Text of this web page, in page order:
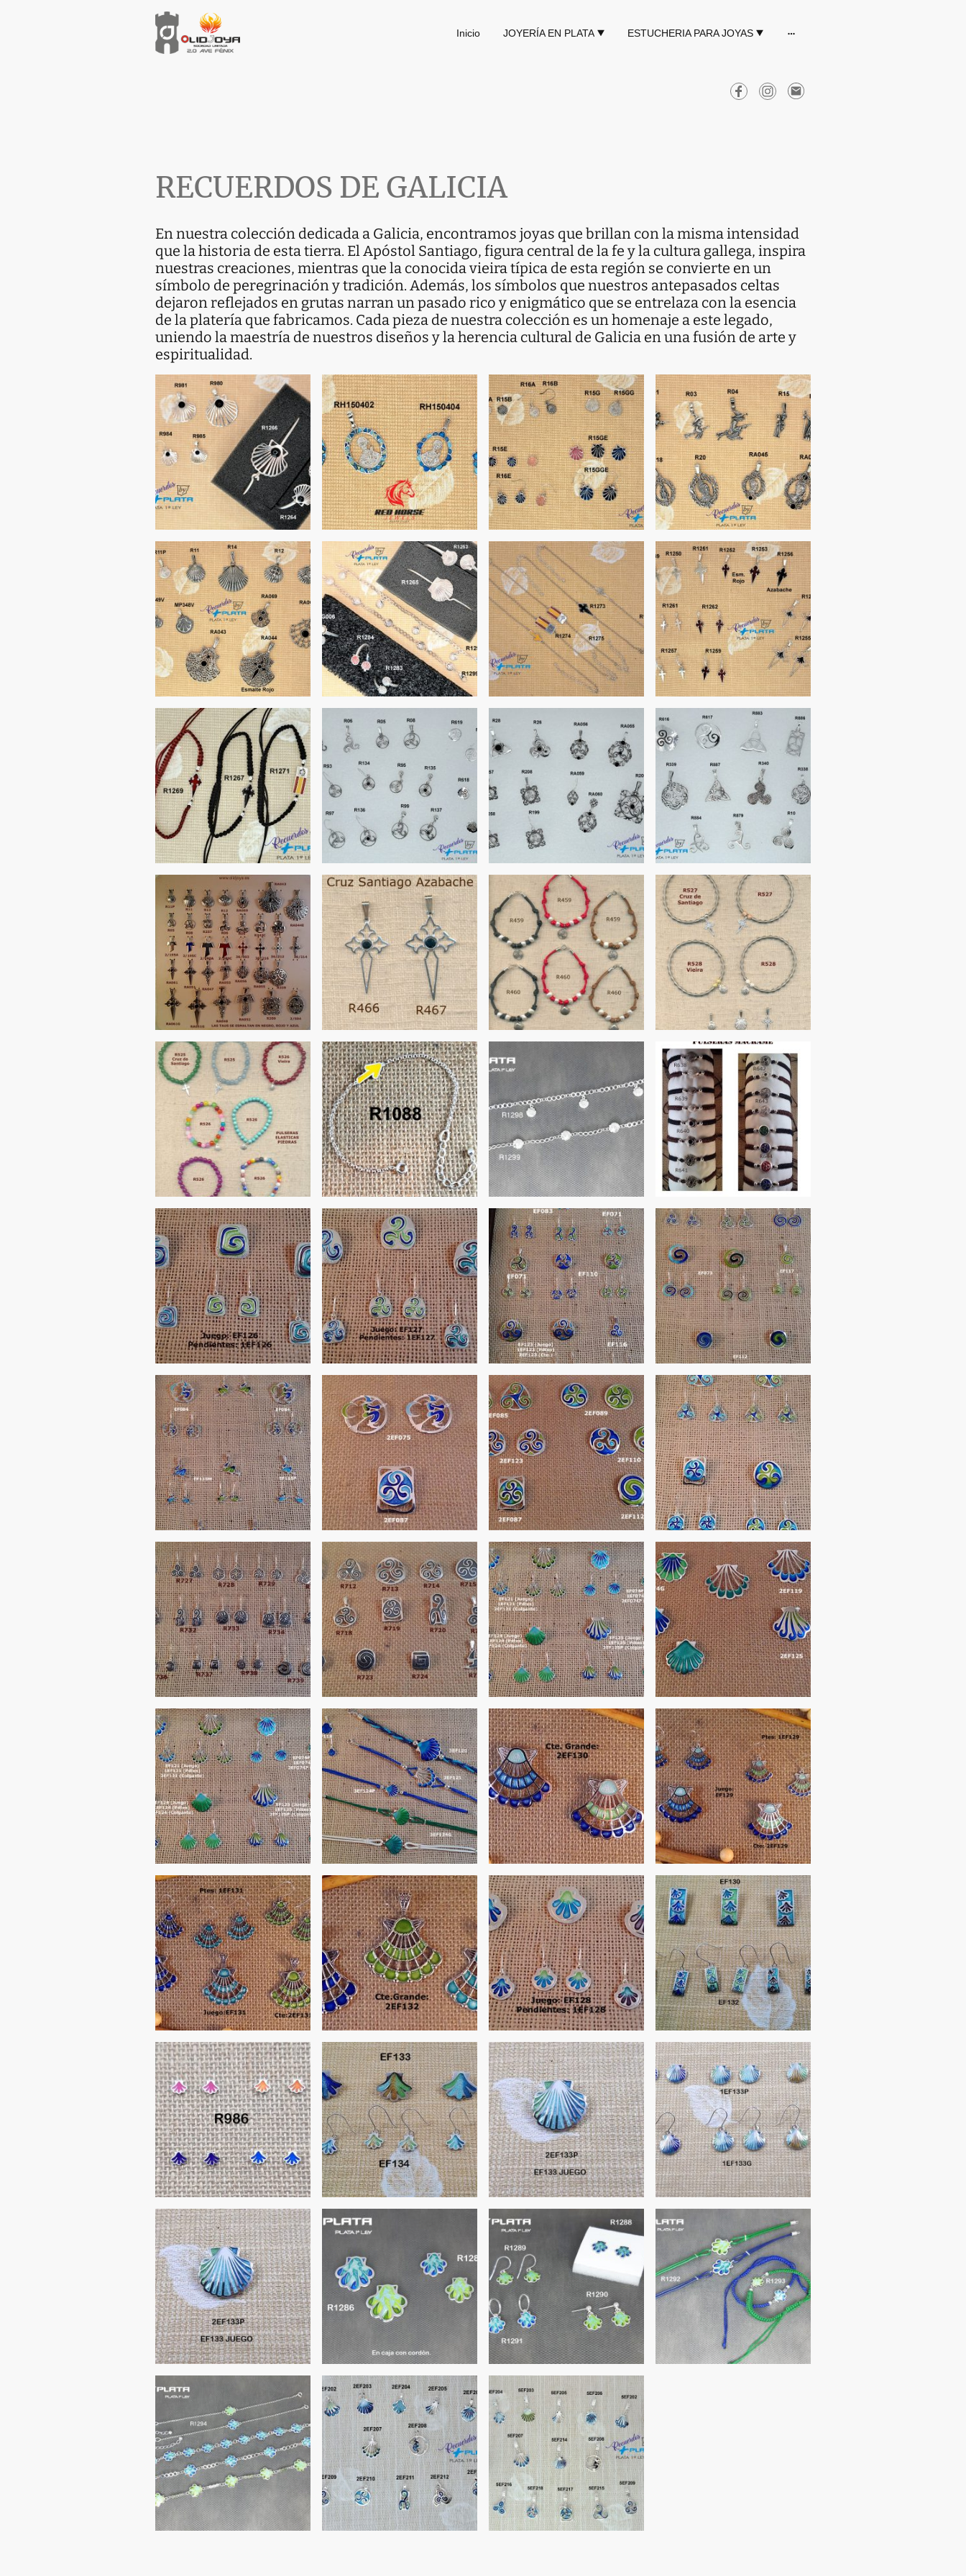
Inicio JOYERÍA EN PLATA ESTUCHERIA PARA JOYAS
RECUERDOS DE GALICIA
En nuestra colección dedicada a Galicia, encontramos joyas que brillan con la misma intensidad
que la historia de esta tierra. El Apóstol Santiago, figura central de la fe y la cultura gallega, inspira
nuestras creaciones, mientras que la conocida vieira típica de esta región se convierte en un
símbolo de peregrinación y tradición. Además, los símbolos que nuestros antepasados celtas
dejaron reflejados en grutas narran un pasado rico y enigmático que se entrelaza con la esencia
de la platería que fabricamos. Cada pieza de nuestra colección es un homenaje a este legado,
uniendo la maestría de nuestros diseños y la herencia cultural de Galicia en una fusión de arte y
espiritualidad.